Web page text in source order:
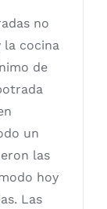
no
la cocina
de
un
las
hoy
Las